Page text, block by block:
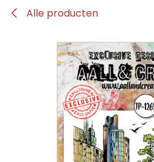
Alle producten